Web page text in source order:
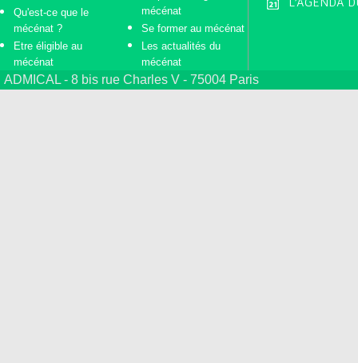
Qu'est-ce que le
mécénat ?
Etre éligible au
mécénat
mécénat
Se former au mécénat
Les actualités du
mécénat
ADMICAL - 8 bis rue Charles V - 75004 Paris